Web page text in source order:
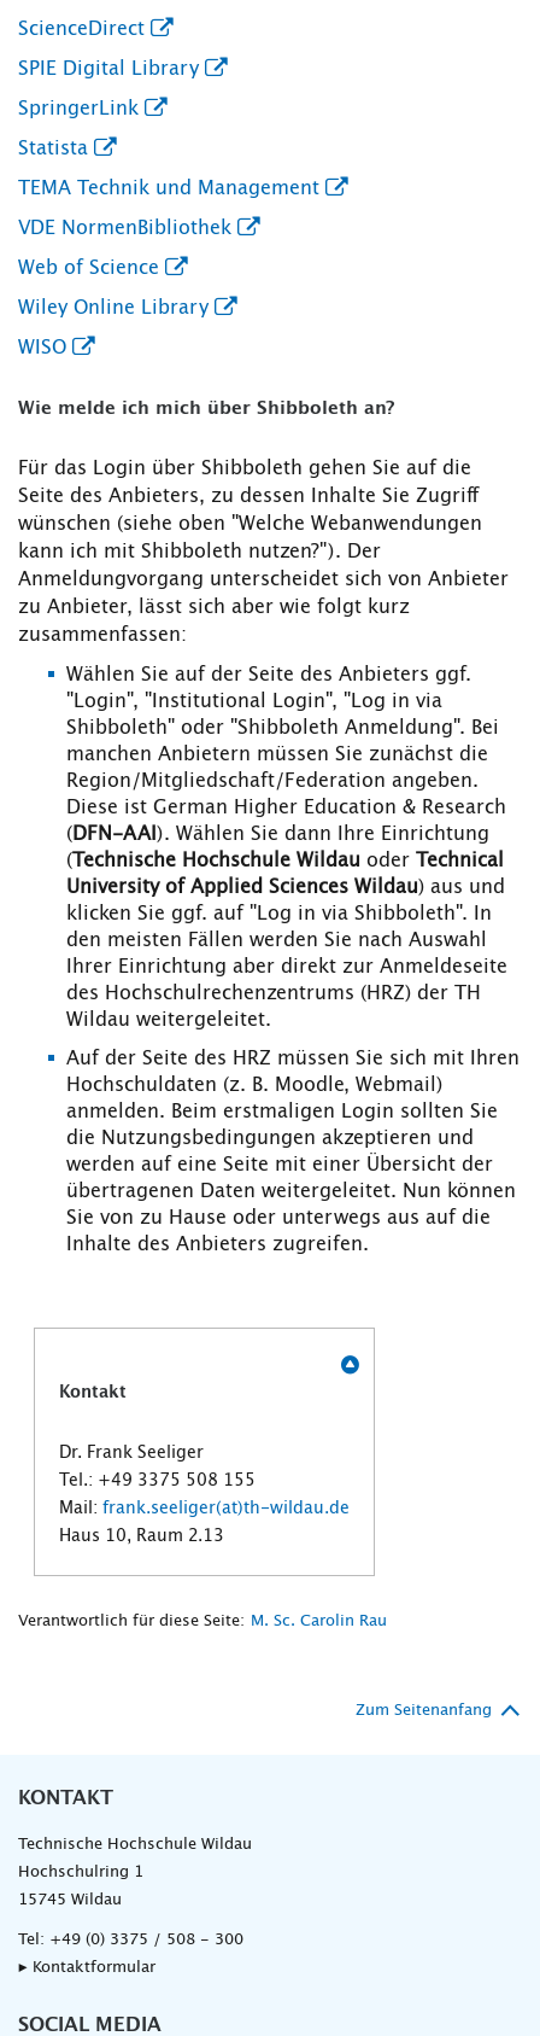
ScienceDirect
SPIE Digital Library
SpringerLink
Statista
TEMA Technik und Management
VDE NormenBibliothek
Web of Science
Wiley Online Library
WISO
Wie melde ich mich über Shibboleth an?
Für das Login über Shibboleth gehen Sie auf die
Seite des Anbieters, zu dessen Inhalte Sie Zugriff
wünschen (siehe oben "Welche Webanwendungen
kann ich mit Shibboleth nutzen?"). Der
Anmeldungvorgang unterscheidet sich von Anbieter
zu Anbieter, lässt sich aber wie folgt kurz
zusammenfassen:
Wählen Sie auf der Seite des Anbieters ggf.
"Login", "Institutional Login", "Log in via
Shibboleth" oder "Shibboleth Anmeldung". Bei
manchen Anbietern müssen Sie zunächst die
Region/Mitgliedschaft/Federation angeben.
Diese ist German Higher Education & Research
(DFN-AAI ). Wählen Sie dann Ihre Einrichtung
(Technische Hochschule Wildau oder Technical
University of Applied Sciences Wildau) aus und
klicken Sie ggf. auf "Log in via Shibboleth". In
den meisten Fällen werden Sie nach Auswahl
Ihrer Einrichtung aber direkt zur Anmeldeseite
des Hochschulrechenzentrums (HRZ) der TH
Wildau weitergeleitet.
Auf der Seite des HRZ müssen Sie sich mit Ihren
Hochschuldaten (z. B. Moodle, Webmail)
anmelden. Beim erstmaligen Login sollten Sie
die Nutzungsbedingungen akzeptieren und
werden auf eine Seite mit einer Übersicht der
übertragenen Daten weitergeleitet. Nun können
Sie von zu Hause oder unterwegs aus auf die
Inhalte des Anbieters zugreifen.
Kontakt
Dr. Frank Seeliger
Tel.: +49 3375 508 155
Mail: frank.seeliger(at)th-wildau.de
Haus 10, Raum 2.13
Verantwortlich für diese Seite: M. Sc. Carolin Rau
Zum Seitenanfang
KONTAKT
Technische Hochschule Wildau
Hochschulring 1
15745 Wildau
Tel: +49 (0) 3375 / 508 - 300
▸ Kontaktformular
SOCIAL MEDIA